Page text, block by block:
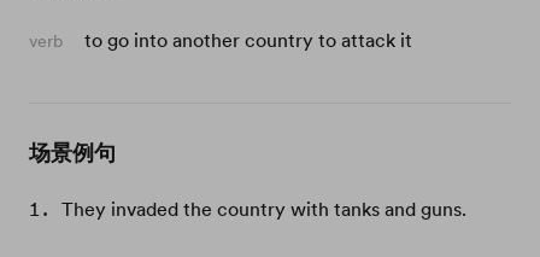
verb to go into another country to attack it
场景例句
They invaded the country with tanks and guns.